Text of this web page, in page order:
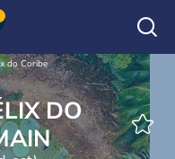
do Coribe